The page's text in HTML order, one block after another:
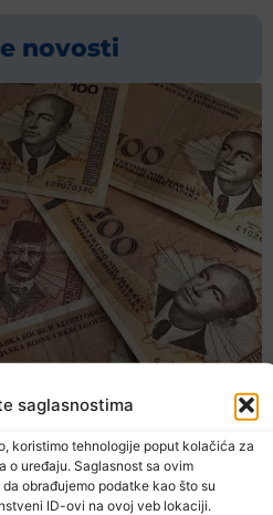
saglasnostima
koristimo tehnologije poput kolačića za
o uređaju. Saglasnost sa ovim
obrađujemo podatke kao što su
ID-ovi na ovoj veb lokaciji.
novosti